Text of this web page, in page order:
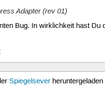
Adapter (rev 01)
Bug. In wirklichkeit hast Du
Spiegelseverheruntergeladen